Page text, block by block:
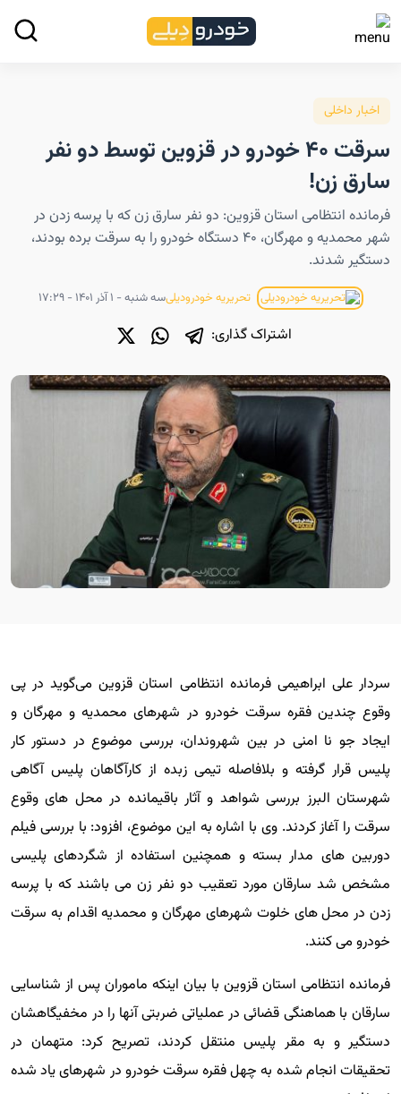
اخبار داخلی
سرقت ۴۰ خودرو در قزوین توسط دو نفر
سارق زن!
فرمانده انتظامی استان قزوین: دو نفر سارق زن که با پرسه زدن در
شهر محمدیه و مهرگان، ۴۰ دستگاه خودرو را به سرقت برده بودند،
دستگیر شدند.
تحریریه خودرودیلیسه شنبه - ۱ آذر ۱۴۰۱ - ۱۷:۲۹
اشتراک گذاری:
سردار علی ابراهیمی فرمانده انتظامی استان قزوین می‌گوید در پی
وقوع چندین فقره سرقت خودرو در شهرهای محمدیه و مهرگان و
ایجاد جو نا امنی در بین شهروندان، بررسی موضوع در دستور کار
پلیس قرار گرفته و بلافاصله تیمی زبده از کارآگاهان پلیس آگاهی
شهرستان البرز بررسی شواهد و آثار باقیمانده در محل های وقوع
سرقت را آغاز کردند. وی با اشاره به این موضوع، افزود: با بررسی فیلم
دوربین های مدار بسته و همچنین استفاده از شگردهای پلیسی
مشخص شد سارقان مورد تعقیب دو نفر زن می باشند که با پرسه
زدن در محل های خلوت شهرهای مهرگان و محمدیه اقدام به سرقت
خودرو می کنند.
فرمانده انتظامی استان قزوین با بیان اینکه ماموران پس از شناسایی
سارقان با هماهنگی قضائی در عملیاتی ضربتی آنها را در مخفیگاهشان
دستگیر و به مقر پلیس منتقل کردند، تصریح کرد: متهمان در
تحقیقات انجام شده به چهل فقره سرقت خودرو در شهرهای یاد شده